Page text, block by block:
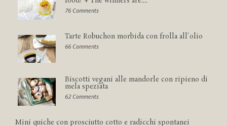
76 Comments
Tarte Robuchon morbida con frolla all'olio
66 Comments
Biscotti vegani alle mandorle con ripieno di
mela speziata
62 Comments
Mini quiche con prosciutto cotto e radicchi spontanei